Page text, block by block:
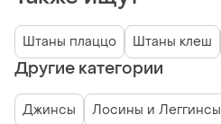
Штаны плаццо Штаны клеш
Другие категории
Джинсы Лосины и Леггинсы